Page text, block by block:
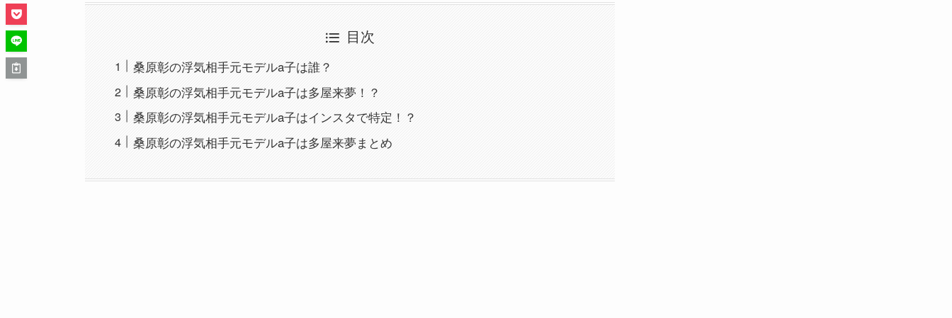
目次
桑原彰の浮気相手元モデルa子は誰？
桑原彰の浮気相手元モデルa子は多屋来夢！？
桑原彰の浮気相手元モデルa子はインスタで特定！？
桑原彰の浮気相手元モデルa子は多屋来夢まとめ